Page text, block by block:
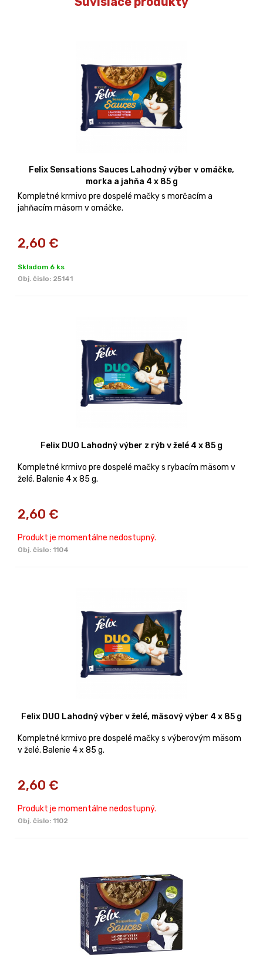
Felix Sensations Sauces Lahodný výber v omáčke,
morka a jahňa 4 x 85 g
Kompletné krmivo pre dospelé mačky s morčacím a
jahňacím mäsom v omáčke.
2,60 €
Skladom 6 ks
Obj. čislo: 25141
Felix DUO Lahodný výber z rýb v želé 4 x 85 g
Kompletné krmivo pre dospelé mačky s rybacím mäsom v
želé. Balenie 4 x 85 g.
2,60 €
Produkt je momentálne nedostupný.
Obj. čislo: 1104
Felix DUO Lahodný výber v želé, mäsový výber 4 x 85 g
Kompletné krmivo pre dospelé mačky s výberovým mäsom
v želé. Balenie 4 x 85 g.
2,60 €
Produkt je momentálne nedostupný.
Obj. čislo: 1102